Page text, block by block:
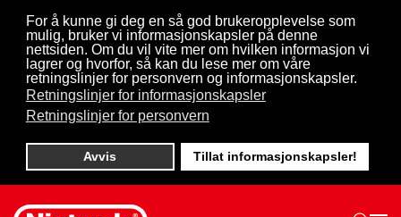
For å kunne gi deg en så god brukeropplevelse som
mulig, bruker vi informasjonskapsler på denne
nettsiden. Om du vil vite mer om hvilken informasjon vi
lagrer og hvorfor, så kan du lese mer om våre
retningslinjer for personvern og informasjonskapsler.
Retningslinjer for informasjonskapsler
Retningslinjer for personvern
Avvis Tillat informasjonskapsler!
Skip to main content